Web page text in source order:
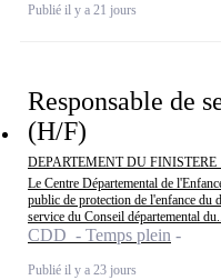
Publié il y a 21 jours
Responsable de
(H/F)
DEPARTEMENT DU
Le Centre Départemental de
public de protection de l'enfance du
service du Conseil départemental
CDD - Temps plein
Publié il y a 23 jours